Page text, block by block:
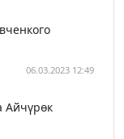
06.03.2023 12:49
Айчүрөк